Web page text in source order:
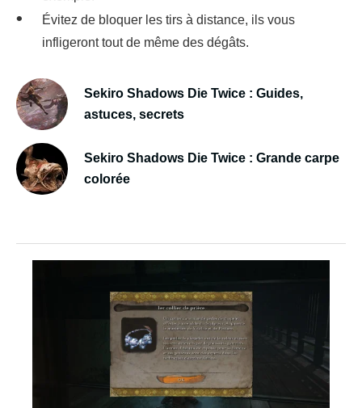
Évitez de bloquer les tirs à distance, ils vous
infligeront tout de même des dégâts.
Sekiro Shadows Die Twice : Guides,
astuces, secrets
Sekiro Shadows Die Twice : Grande carpe
colorée